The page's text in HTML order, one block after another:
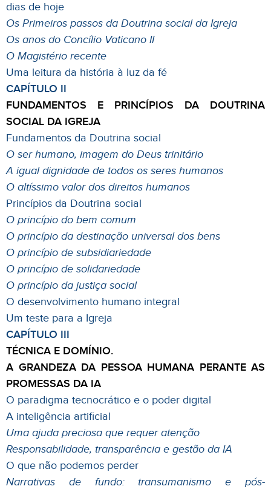
dias de hoje
Os Primeiros passos da Doutrina social da Igreja
Os anos do Concílio Vaticano II
O Magistério recente
Uma leitura da história à luz da fé
CAPÍTULO II
FUNDAMENTOS E PRINCÍPIOS DA DOUTRINA
SOCIAL DA IGREJA
Fundamentos da Doutrina social
O ser humano, imagem do Deus trinitário
A igual dignidade de todos os seres humanos
O altíssimo valor dos direitos humanos
Princípios da Doutrina social
O princípio do bem comum
O princípio da destinação universal dos bens
O princípio de subsidiariedade
O princípio de solidariedade
O princípio da justiça social
O desenvolvimento humano integral
Um teste para a Igreja
CAPÍTULO III
TÉCNICA E DOMÍNIO.
A GRANDEZA DA PESSOA HUMANA PERANTE AS
PROMESSAS DA IA
O paradigma tecnocrático e o poder digital
A inteligência artificial
Uma ajuda preciosa que requer atenção
Responsabilidade, transparência e gestão da IA
O que não podemos perder
Narrativas de fundo: transumanismo e pós-